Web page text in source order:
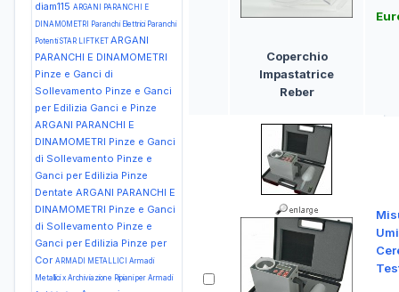
diam115 ARGANI PARANCHI E
DINAMOMETRI Paranchi Elettrici Paranchi
Potenti STAR LIFTKET ARGANI
PARANCHI E DINAMOMETRI
Pinze e Ganci di
Sollevamento Pinze e Ganci
per Edilizia Ganci e Pinze
ARGANI PARANCHI E
DINAMOMETRI Pinze e Ganci
di Sollevamento Pinze e
Ganci per Edilizia Pinze
Dentate ARGANI PARANCHI E
DINAMOMETRI Pinze e Ganci
di Sollevamento Pinze e
Ganci per Edilizia Pinze per
Cor ARMADI METALLICI Armadi
Metallici x Archiviazione Ripiani per Armadi
Coperchio
Impastatrice
Reber